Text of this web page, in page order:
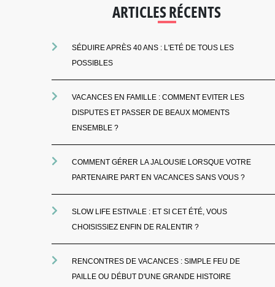
ARTICLES RÉCENTS
SÉDUIRE APRÈS 40 ANS : L'ETÉ DE TOUS LES
POSSIBLES
VACANCES EN FAMILLE : COMMENT EVITER LES
DISPUTES ET PASSER DE BEAUX MOMENTS
ENSEMBLE ?
COMMENT GÉRER LA JALOUSIE LORSQUE VOTRE
PARTENAIRE PART EN VACANCES SANS VOUS ?
SLOW LIFE ESTIVALE : ET SI CET ÉTÉ, VOUS
CHOISISSIEZ ENFIN DE RALENTIR ?
RENCONTRES DE VACANCES : SIMPLE FEU DE
PAILLE OU DÉBUT D'UNE GRANDE HISTOIRE